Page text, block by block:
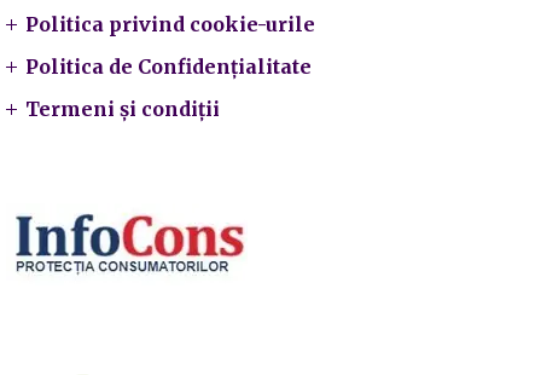
Politica privind cookie-urile
Politica de Confidențialitate
Termeni și condiții